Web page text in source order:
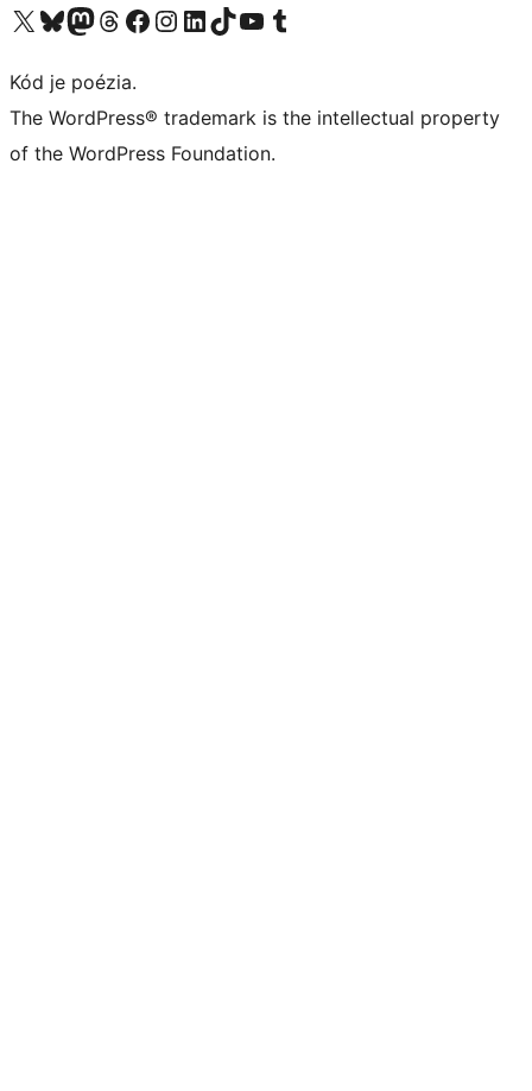
Navštívte náš účet na X (predtým Twitter)
Navštívte náš účet na platforme Bluesky
Navštívte náš účet na Mastodone
Navštívte náš účet na platforme Threads
Navštívte našu stránku na Facebooku
Navštívte náš účet Instagram
Navštívte náš účet LinkedIn
Navštívte náš účet na platforme TikTok
Navštívte náš kanál YouTube
Navštívte náš účet na platforme Tumblr
Kód je poézia.
The WordPress® trademark is the intellectual property
of the WordPress Foundation.